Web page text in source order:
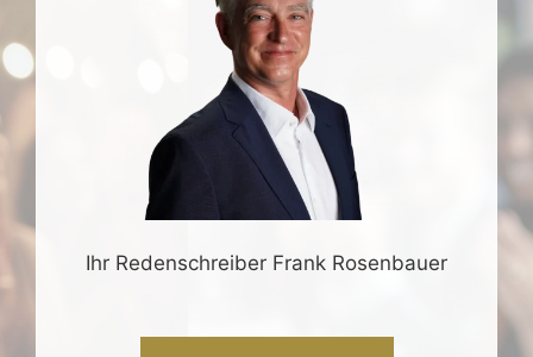
Ihr Redenschreiber Frank Rosenbauer